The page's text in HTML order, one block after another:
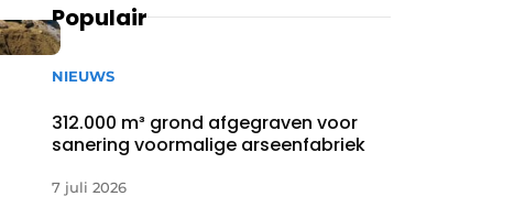
Populair
NIEUWS
312.000 m³ grond afgegraven voor
sanering voormalige arseenfabriek
7 juli 2026